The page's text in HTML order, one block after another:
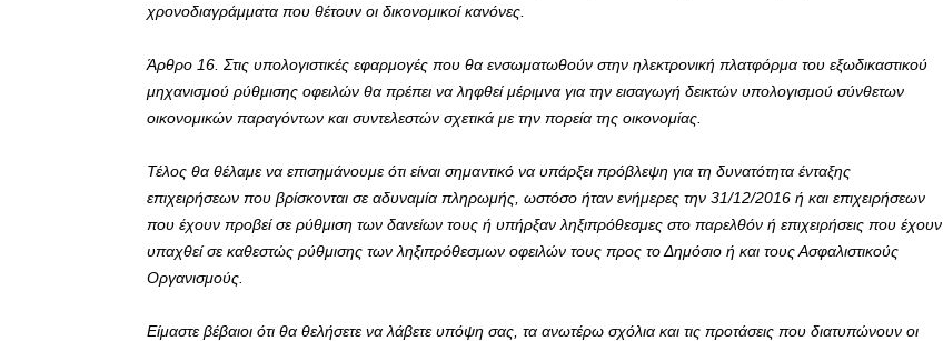
χρονοδιαγράμματα που θέτουν οι δικονομικοί κανόνες.
Άρθρο 16. Στις υπολογιστικές εφαρμογές που θα ενσωματωθούν στην ηλεκτρονική πλατφόρμα του εξωδικαστικού
μηχανισμού ρύθμισης οφειλών θα πρέπει να ληφθεί μέριμνα για την εισαγωγή δεικτών υπολογισμού σύνθετων
οικονομικών παραγόντων και συντελεστών σχετικά με την πορεία της οικονομίας.
Τέλος θα θέλαμε να επισημάνουμε ότι είναι σημαντικό να υπάρξει πρόβλεψη για τη δυνατότητα ένταξης
επιχειρήσεων που βρίσκονται σε αδυναμία πληρωμής, ωστόσο ήταν ενήμερες την 31/12/2016 ή και επιχειρήσεων
που έχουν προβεί σε ρύθμιση των δανείων τους ή υπήρξαν ληξιπρόθεσμες στο παρελθόν ή επιχειρήσεις που έχουν
υπαχθεί σε καθεστώς ρύθμισης των ληξιπρόθεσμων οφειλών τους προς το Δημόσιο ή και τους Ασφαλιστικούς
Οργανισμούς.
Είμαστε βέβαιοι ότι θα θελήσετε να λάβετε υπόψη σας, τα ανωτέρω σχόλια και τις προτάσεις που διατυπώνουν οι